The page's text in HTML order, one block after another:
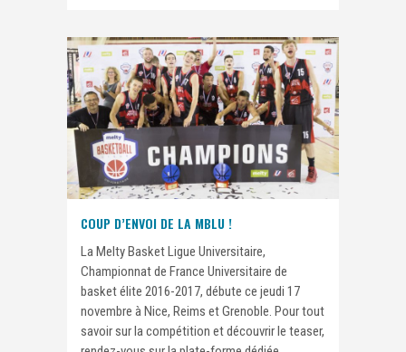
COUP D’ENVOI DE LA MBLU !
La Melty Basket Ligue Universitaire,
Championnat de France Universitaire de
basket élite 2016-2017, débute ce jeudi 17
novembre à Nice, Reims et Grenoble. Pour tout
savoir sur la compétition et découvrir le teaser,